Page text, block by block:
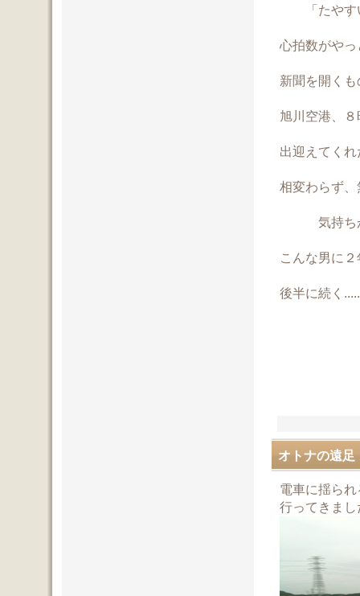
「たやす
心拍数がや
新聞を開く
旭川空港、
出迎えてく
相変わらず
気持ちが
こんな男に
後半に続く
オトナの遠足
電車に揺ら
行ってきま